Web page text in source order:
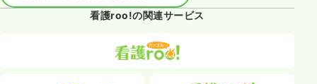
看護roo!の関連サービス